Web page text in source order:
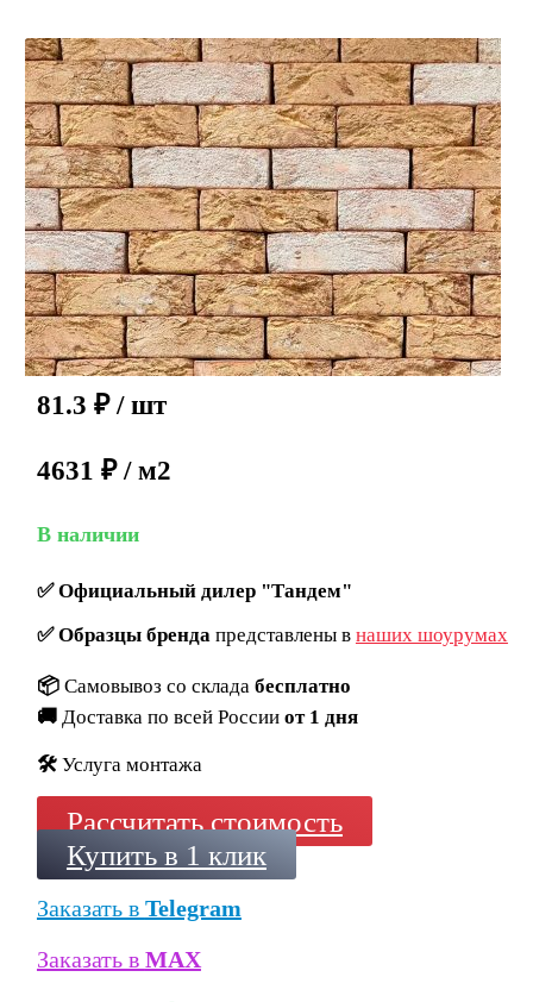
81.3 ₽ / шт
4631 ₽ / м2
В наличии
✅Официальный дилер "Тандем"
✅Образцы брендапредставлены в наших шоурумах
📦 Самовывоз со склада бесплатно
🚚 Доставка по всей России от 1 дня
🛠️ Услуга монтажа
Рассчитать стоимость
Купить в 1 клик
Заказать в Telegram
Заказать в MAX